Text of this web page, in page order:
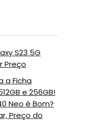
S23 5G
Preço
a Ficha
e 256GB!
Neo é Bom?
Preço do